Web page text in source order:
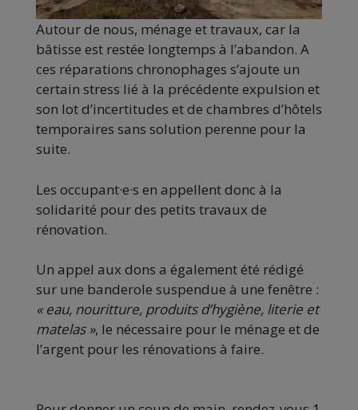
Autour de nous, ménage et travaux, car la
bâtisse est restée longtemps à l’abandon. A
ces réparations chronophages s’ajoute un
certain stress lié à la précédente expulsion et
son lot d’incertitudes et de chambres d’hôtels
temporaires sans solution perenne pour la
suite.
Les occupant·e·s en appellent donc à la
solidarité pour des petits travaux de
rénovation.
Un appel aux dons a également été rédigé
sur une banderole suspendue à une fenêtre :
« eau, nouritture, produits d’hygiène, literie et
matelas », le nécessaire pour le ménage et de
l’argent pour les rénovations à faire.